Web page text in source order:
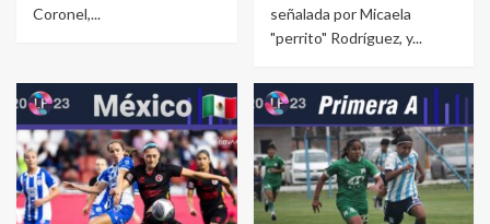
Coronel,...
señalada por Micaela
"perrito" Rodríguez, y...